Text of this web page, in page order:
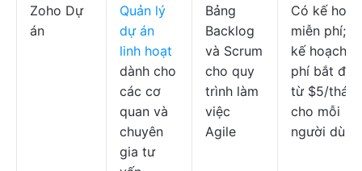
Zoho Dự
án
Quản lý
dự án
linh hoạt
dành cho
các cơ
quan và
chuyên
gia tư
Bảng
Backlog
và Scrum
cho quy
trình làm
việc
Agile
Có kế
miễn phí;
kế hoạch
phí bắt đầu
từ $5/
cho mỗi
người dùng